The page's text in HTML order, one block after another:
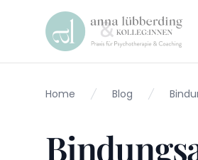
Praxis Lübberding
Home Blog